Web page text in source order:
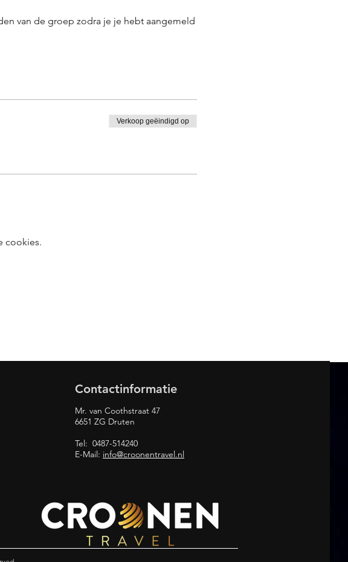
van de groep zodra je je hebt aangemeld
Verkoop geëindigd op
cookies.
Contactinformatie
Mr. van Coothstraat 47
6651 ZG Druten
Tel: 0487-514240
E-Mail: info@croonentravel.nl